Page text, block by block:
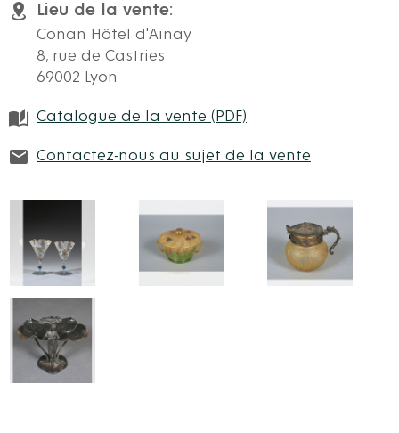
Lieu de la vente:
Conan Hôtel d'Ainay
8, rue de Castries
69002 Lyon
Catalogue de la vente (PDF)
Contactez-nous au sujet de la vente